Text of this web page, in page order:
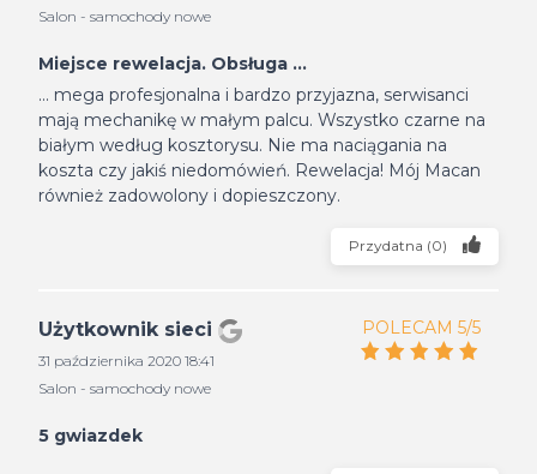
Salon - samochody nowe
Miejsce rewelacja. Obsługa ...
... mega profesjonalna i bardzo przyjazna, serwisanci
mają mechanikę w małym palcu. Wszystko czarne na
białym według kosztorysu. Nie ma naciągania na
koszta czy jakiś niedomówień. Rewelacja! Mój Macan
również zadowolony i dopieszczony.
Przydatna (0)
Użytkownik sieci
31 października 2020 18:41
Salon - samochody nowe
POLECAM 5/5
5 gwiazdek